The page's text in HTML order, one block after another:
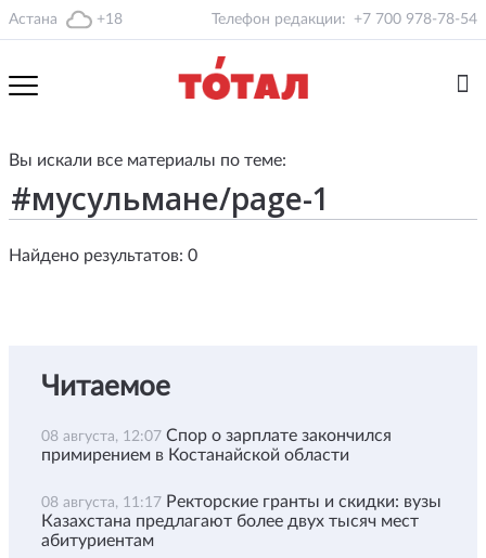
Астана +18 Телефон редакции: +7 700 978-78-54
Вы искали все материалы по теме:
Найдено результатов: 0
Читаемое
08 августа, 12:07 Спор о зарплате закончился
примирением в Костанайской области
08 августа, 11:17 Ректорские гранты и скидки: вузы
Казахстана предлагают более двух тысяч мест
абитуриентам